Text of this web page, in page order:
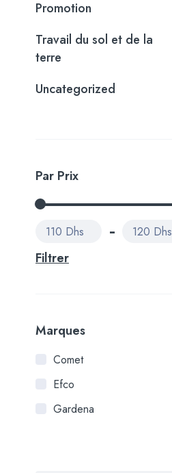
Promotion
Travail du sol et de la
terre
Uncategorized
Par Prix
Filtrer
110 Dhs 120 Dhs
Marques
Comet
Efco
Gardena